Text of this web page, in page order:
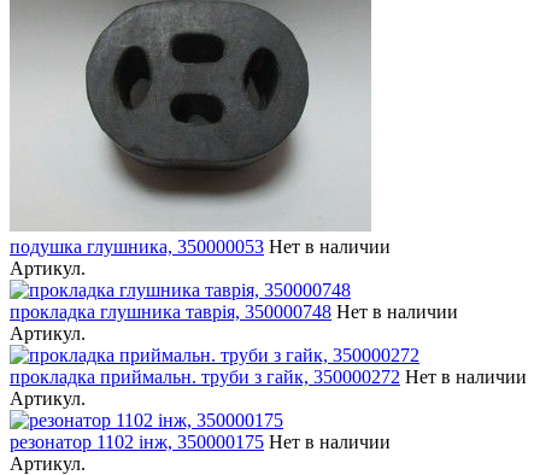
подушка глушника, 350000053 Нет в наличии
Артикул.
прокладка глушника таврія, 350000748 Нет в наличии
Артикул.
прокладка приймальн. труби з гайк, 350000272 Нет в наличии
Артикул.
резонатор 1102 інж, 350000175 Нет в наличии
Артикул.